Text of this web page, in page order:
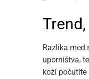
Razlika med
uporništva,
koži počutite